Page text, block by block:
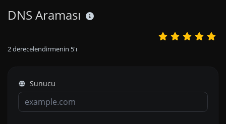
DNS Araması
2derecelendirmenin 5'ı
Sunucu